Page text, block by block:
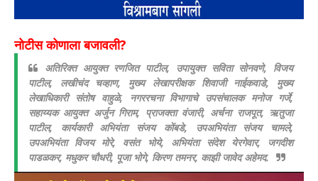
नोटीस कोणाला बजावली?
अतिरिक्त आयुक्त रणजित पाटील, उपायुक्त सविता सोनवणे, विजय
पाटील, लखीचंद चव्हाण, मुख्य लेखापरीक्षक शिवाजी नाईकवाडे, मुख्य
लेखाधिकारी संतोष वाहुळे, नगररचना विभागाचे उपसंचालक मनोज गर्जे,
सहाय्यक आयुक्त अर्जुन गिराम, प्राजक्ता वंजारी, अर्चना राजपूत, ऋतुजा
पाटील, कार्यकारी अभियंता संजय कोंबडे, उपअभियंता संजय चामले,
उपअभियंता विजय मोरे, वसंत भोये, अभियंता संदेश येरगेवार, जगदीश
पाडळकर, मधुकर चौधरी, पूजा भोगे, किरण तमनर, काझी जावेद अहेमद.